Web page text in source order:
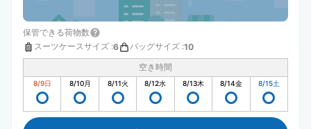
保管できる荷物数
スーツケースサイズ :6 バッグサイズ :10
空き時間
8/9日 8/10月 8/11火 8/12水 8/13木 8/14金 8/15土